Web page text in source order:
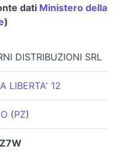
dati Ministero della
)
DISTRIBUZIONI SRL
LIBERTA' 12
(PZ)